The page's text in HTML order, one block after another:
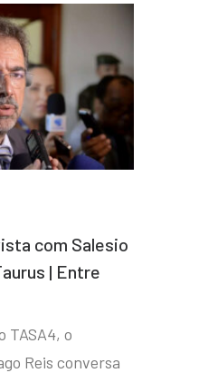
com Salesio
| Entre
TASA4, o
Reis conversa